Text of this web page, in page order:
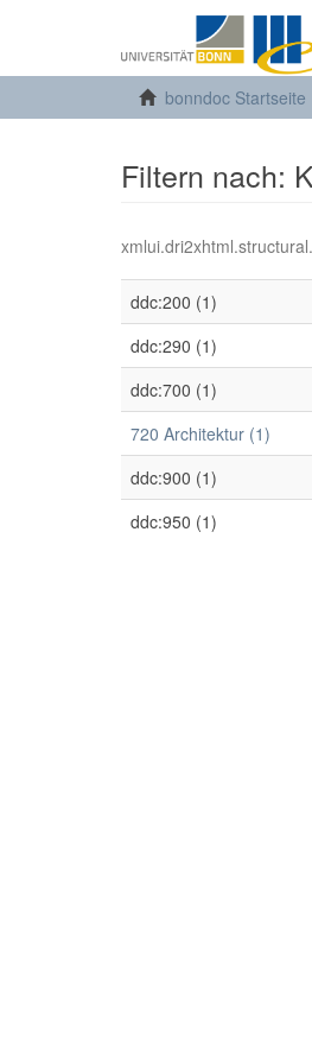
bonndoc Startseite
Filtern nach:
ddc:200 (1)
ddc:290 (1)
ddc:700 (1)
720 Architektur (1)
ddc:900 (1)
ddc:950 (1)